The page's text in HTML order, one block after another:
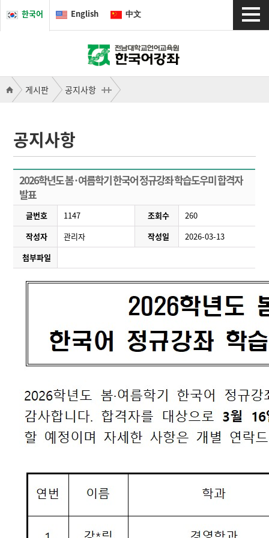
한국어 English 中文
게시판 공지사항
공지사항
2026학년도 봄·여름학기 한국어 정규강좌 학습도우미 합격자
발표
글번호 1147 조회수
260
작성자
관리자 작성일
2026-03-13
첨부파일